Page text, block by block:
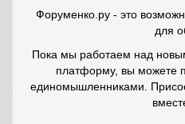
Форуменко.ру - это
для
Пока мы работаем над
платформу, вы можете
единомышленниками.